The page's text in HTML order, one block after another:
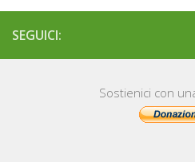
SEGUICI:
Sostienici con